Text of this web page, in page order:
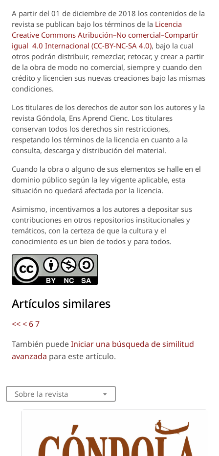
A partir del 01 de diciembre de 2018 los contenidos de la
revista se publican bajo los términos de la Licencia
Creative Commons Atribución–No comercial–Compartir
igual 4.0 Internacional (CC-BY-NC-SA 4.0), bajo la cual
otros podrán distribuir, remezclar, retocar, y crear a partir
de la obra de modo no comercial, siempre y cuando den
crédito y licencien sus nuevas creaciones bajo las mismas
condiciones.
Los titulares de los derechos de autor son los autores y la
revista Góndola, Ens Aprend Cienc. Los titulares
conservan todos los derechos sin restricciones,
respetando los términos de la licencia en cuanto a la
consulta, descarga y distribución del material.
Cuando la obra o alguno de sus elementos se halle en el
dominio público según la ley vigente aplicable, esta
situación no quedará afectada por la licencia.
Asimismo, incentivamos a los autores a depositar sus
contribuciones en otros repositorios institucionales y
temáticos, con la certeza de que la cultura y el
conocimiento es un bien de todos y para todos.
Artículos similares
<<<67
También puedeIniciar una búsqueda de similitud
avanzada para este artículo.
Sobre la revista